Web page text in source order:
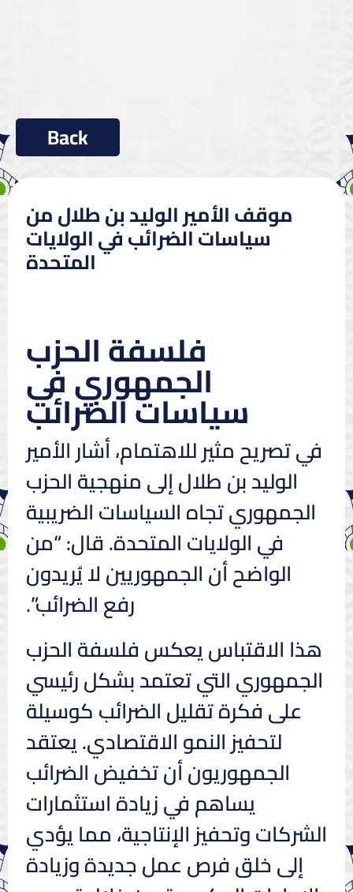
موقف الأمير الوليد بن طلال من
سياسات الضرائب في الولايات
المتحدة
فلسفة الحزب
الجمهوري في
سياسات الضرائب
في تصريح مثير للاهتمام، أشار الأمير
الوليد بن طلال إلى منهجية الحزب
الجمهوري تجاه السياسات الضريبية
في الولايات المتحدة. قال: “من
الواضح أن الجمهوريين لا يُريدون
رفع الضرائب”.
هذا الاقتباس يعكس فلسفة الحزب
الجمهوري التي تعتمد بشكل رئيسي
على فكرة تقليل الضرائب كوسيلة
لتحفيز النمو الاقتصادي. يعتقد
الجمهوريون أن تخفيض الضرائب
يساهم في زيادة استثمارات
الشركات وتحفيز الإنتاجية، مما يؤدي
إلى خلق فرص عمل جديدة وزيادة